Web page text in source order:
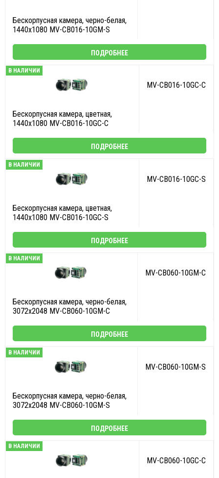
Бескорпусная камера, черно-белая,
1440x1080 MV-CB016-10GM-S
ПОДРОБНЕЕ
В НАЛИЧИИ
MV-CB016-10GC-C
Бескорпусная камера, цветная,
1440x1080 MV-CB016-10GC-C
ПОДРОБНЕЕ
В НАЛИЧИИ
MV-CB016-10GC-S
Бескорпусная камера, цветная,
1440x1080 MV-CB016-10GC-S
ПОДРОБНЕЕ
В НАЛИЧИИ
MV-CB060-10GM-C
Бескорпусная камера, черно-белая,
3072x2048 MV-CB060-10GM-C
ПОДРОБНЕЕ
В НАЛИЧИИ
MV-CB060-10GM-S
Бескорпусная камера, черно-белая,
3072x2048 MV-CB060-10GM-S
ПОДРОБНЕЕ
В НАЛИЧИИ
MV-CB060-10GC-C